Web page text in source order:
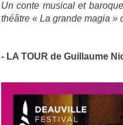
Un conte musical et
théâtre « La grande magia »
- LA TOUR de Guillaume